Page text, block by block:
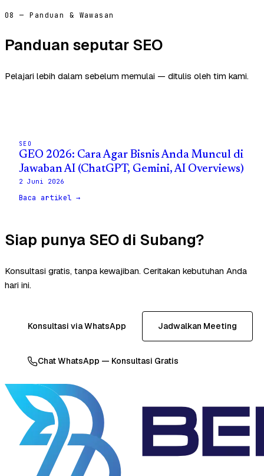
08 — Panduan & Wawasan
Panduan seputar SEO
Pelajari lebih dalam sebelum memulai — ditulis oleh tim kami.
SEO
GEO 2026: Cara Agar Bisnis Anda Muncul di
Jawaban AI (ChatGPT, Gemini, AI Overviews)
2 Juni 2026
Baca artikel →
Siap punya SEO di Subang?
Konsultasi gratis, tanpa kewajiban. Ceritakan kebutuhan Anda
hari ini.
Konsultasi via WhatsApp Jadwalkan Meeting
Chat WhatsApp — Konsultasi Gratis